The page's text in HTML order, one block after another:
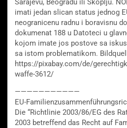
Sarajevu, Beogradu ili Skoplju.
imati jedan slican status jednog
neogranicenu radnu i boravisnu
dokumenat 188 u Datoteci u
kojom imate jos postove sa
sa istom problematikom.
https://pixabay.com/de/
waffe-3612/
———————————
EU-
Die “Richtlinie 2003/86/EG des
2003 betreffend das Recht auf